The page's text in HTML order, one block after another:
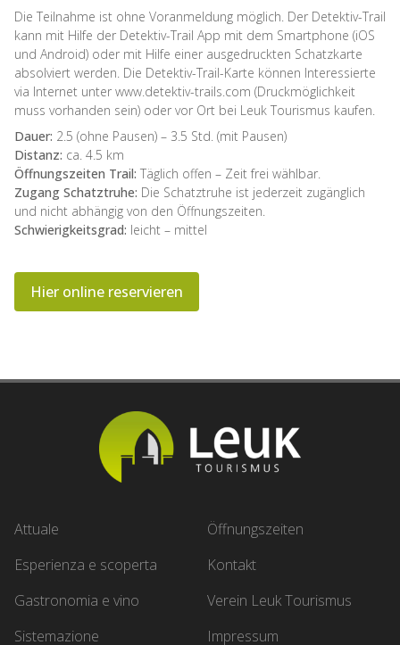
Die Teilnahme ist ohne Voranmeldung möglich. Der Detektiv-Trail
kann mit Hilfe der Detektiv-Trail App mit dem Smartphone (iOS
und Android) oder mit Hilfe einer ausgedruckten Schatzkarte
absolviert werden. Die Detektiv-Trail-Karte können Interessierte
via Internet unter www.detektiv-trails.com (Druckmöglichkeit
muss vorhanden sein) oder vor Ort bei Leuk Tourismus kaufen.
Dauer: 2.5 (ohne Pausen) – 3.5 Std. (mit Pausen)
Distanz: ca. 4.5 km
Öffnungszeiten Trail: Täglich offen – Zeit frei wählbar.
Zugang Schatztruhe: Die Schatztruhe ist jederzeit zugänglich
und nicht abhängig von den Öffnungszeiten.
Schwierigkeitsgrad: leicht – mittel
Hier online reservieren
Attuale
Esperienza e scoperta
Gastronomia e vino
Sistemazione
Öffnungszeiten
Kontakt
Verein Leuk Tourismus
Impressum